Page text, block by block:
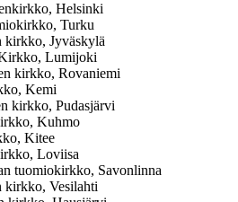
Helsinki
Turku
kirkko, Jyväskylä
Lumijoki
kirkko, Rovaniemi
Kemi
kirkko, Pudasjärvi
Kuhmo
Kitee
Loviisa
tuomiokirkko, Savonlinna
kirkko, Vesilahti